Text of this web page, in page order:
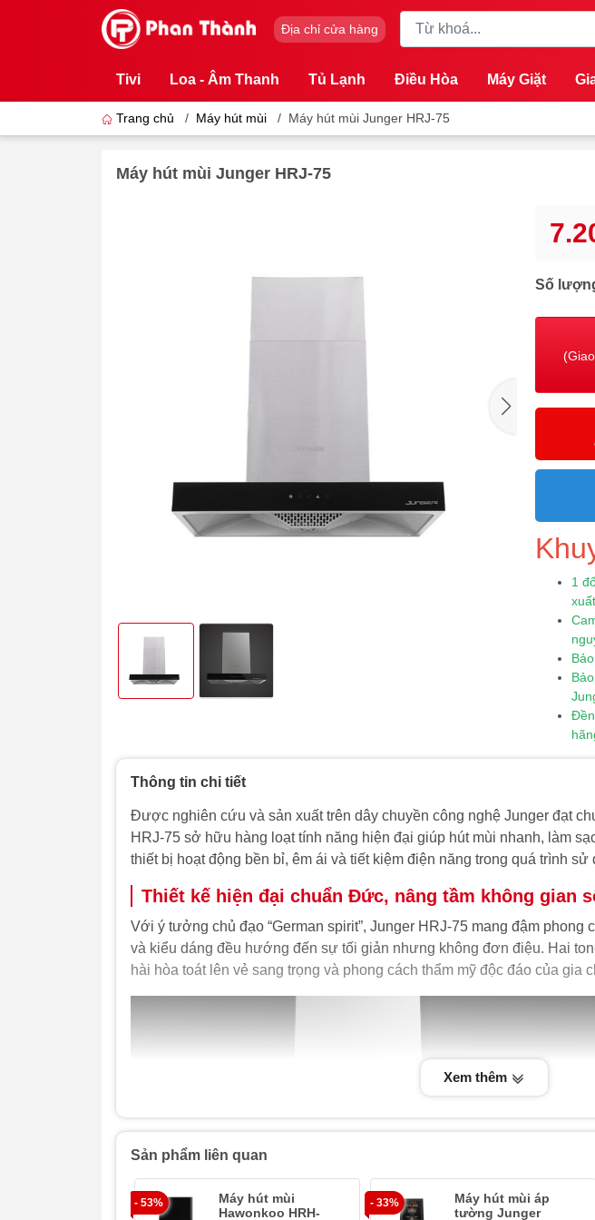
Địa chỉ cửa hàng
Tivi Loa - Âm Thanh Tủ Lạnh Điều Hòa Máy Giặt
Trang chủ / Máy hút mùi / Máy hút mùi Junger HRJ-75
Máy hút mùi Junger HRJ-75
Số
1
xuất
Thông tin chi tiết
Được nghiên cứu và sản xuất trên dây chuyền công nghệ Junger đạt
HRJ-75 sở hữu hàng loạt tính năng hiện đại giúp hút mùi nhanh, làm
thiết bị hoạt động bền bỉ, êm ái và tiết kiệm điện năng trong quá trình sử
Thiết kế hiện đại chuẩn Đức, nâng tầm không gian
Với ý tưởng chủ đạo “German spirit”, Junger HRJ-75 mang đậm
và kiểu dáng đều hướng đến sự tối giản nhưng không đơn điệu. Hai
hài hòa toát lên vẻ sang trọng và phong cách thẩm mỹ độc đáo của gia
Xem thêm
Sản phẩm liên quan
- 53%
Máy hút mùi
Hawonkoo HRH-
- 33%
Máy hút mùi áp
tường Junger